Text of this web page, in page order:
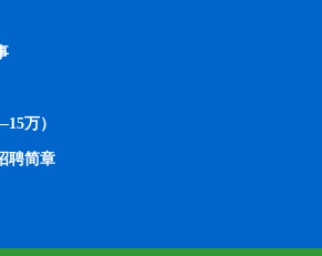
万）
聘简章